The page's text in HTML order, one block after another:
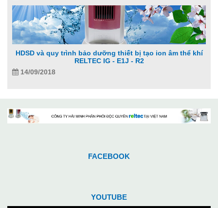
HDSD và quy trình bảo dưỡng thiết bị tạo ion âm thể khí
RELTEC IG - E1J - R2
14/09/2018
FACEBOOK
YOUTUBE